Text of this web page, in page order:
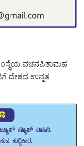
ವಚನಪಿತಾಮಹ
ದೇಶದ ಉನ್ನತ